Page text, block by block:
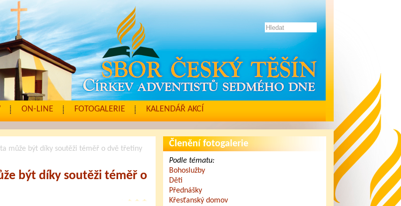
ON-LINE FOTOGALERIE KALENDÁŘ AKCÍ
může být díky soutěži téměř o dvě třetiny
být díky soutěži téměř o
Členění fotogalerie
Podle tématu:
Bohoslužby
Děti
Přednášky
Křesťanský domov